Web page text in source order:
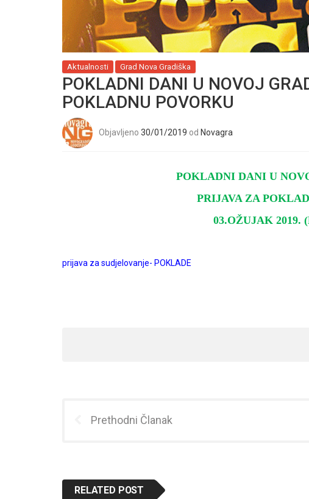
Aktualnosti Grad Nova Gradiška
POKLADNI DANI U NOVOJ
POKLADNU POVORKU
Objavljeno 30/01/2019 od Novagra
POKLADNI DANI U
PRIJAVA ZA
03.OŽUJAK 2019.
prijava za sudjelovanje- POKLADE
Prethodni Članak
RELATED POST